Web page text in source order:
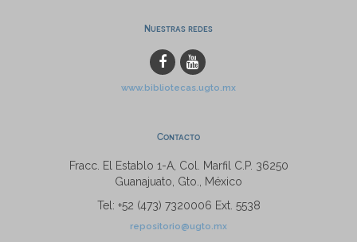
Nuestras redes
www.bibliotecas.ugto.mx
Contacto
Fracc. El Establo 1-A, Col. Marfil C.P. 36250
Guanajuato, Gto., México
Tel: +52 (473) 7320006 Ext. 5538
repositorio@ugto.mx